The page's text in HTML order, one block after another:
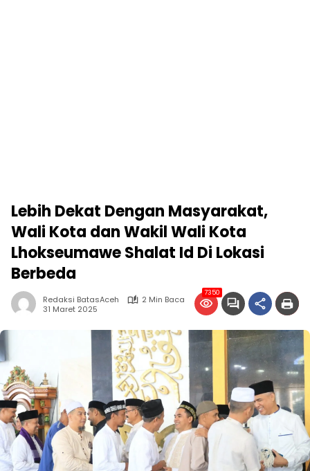
Lebih Dekat Dengan Masyarakat,
Wali Kota dan Wakil Wali Kota
Lhokseumawe Shalat Id Di Lokasi
Berbeda
Redaksi BatasAceh
2 Min Baca
31 Maret 2025
7350